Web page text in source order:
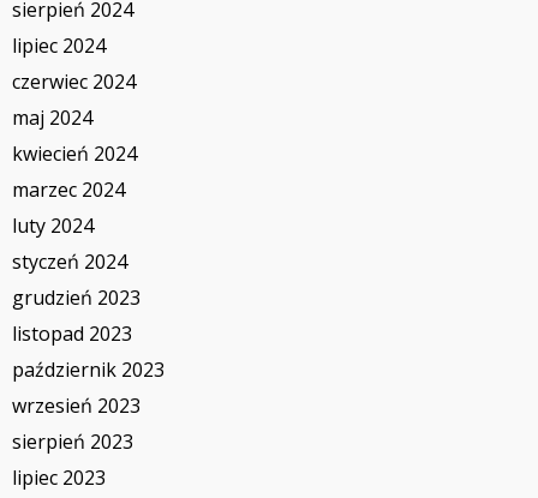
sierpień 2024
lipiec 2024
czerwiec 2024
maj 2024
kwiecień 2024
marzec 2024
luty 2024
styczeń 2024
grudzień 2023
listopad 2023
październik 2023
wrzesień 2023
sierpień 2023
lipiec 2023